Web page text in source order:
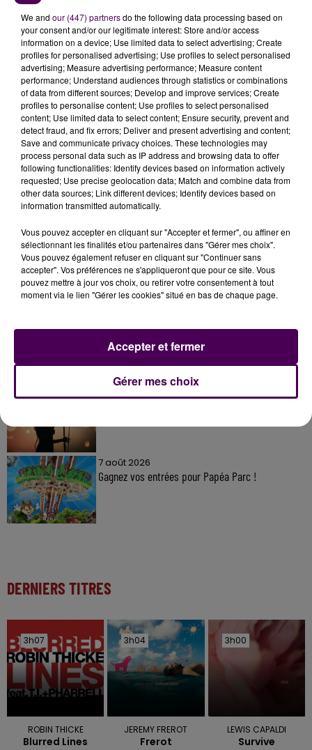
Titulaire du permis probatoire
Enfin, le même jour, vers 16h, à nouveau sur l’A28 mais
à hauteur de Chérancé, les gendarmes du peloton
motorisé de Maresché ont contrôlé un automobiliste
à 195 km/h : en période probatoire, l’intéressé n’aurait
pas dû dépasser 110. Âgé de 35 ans, cet habitant du
Calvados s’est immédiatement vu retirer son permis.
À LA UNE
7 août 2026
Gagnez vos entrées pour Papéa Parc !
DERNIERS TITRES
3h07
3h07
ROBIN THICKE
Blurred Lines
3h04
3h04
JEREMY FREROT
Frerot
3h00
3h00
LEWIS CAPALDI
Survive
We and our (447) partnersdo the following data processing based on
your consent and/or our legitimate interest: Store and/or access
information on a device; Use limited data to select advertising; Create
profiles for personalised advertising; Use profiles to select personalised
advertising; Measure advertising performance; Measure content
performance; Understand audiences through statistics or combinations
of data from different sources; Develop and improve services; Create
profiles to personalise content; Use profiles to select personalised
content; Use limited data to select content; Ensure security, prevent and
detect fraud, and fix errors; Deliver and present advertising and content;
Save and communicate privacy choices. These technologies may
process personal data such as IP address and browsing data to offer
following functionalities: Identify devices based on information actively
requested; Use precise geolocation data; Match and combine data from
other data sources; Link different devices; Identify devices based on
information transmitted automatically.
Vous pouvez accepter en cliquant sur "Accepter et fermer", ou affiner en
sélectionnant les finalités et/ou partenaires dans "Gérer mes choix".
Vous pouvez également refuser en cliquant sur "Continuer sans
accepter". Vos préférences ne s'appliqueront que pour ce site. Vous
pouvez mettre à jour vos choix, ou retirer votre consentement à tout
moment via le lien "Gérer les cookies" situé en bas de chaque page.
Gérer mes choix
Accepter et fermer